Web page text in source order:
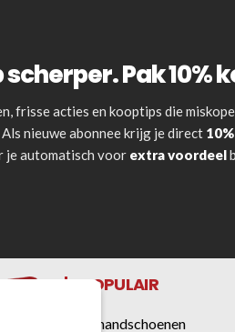
Pak 10%
frisse acties en kooptips die
nieuwe abonnee krijg je direct
je automatisch voor extra voordeel
POPULAIR
Bokshandschoenen